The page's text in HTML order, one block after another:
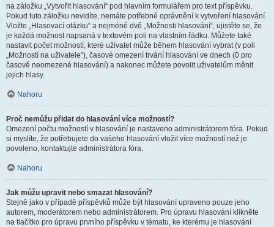
na záložku „Vytvořit hlasování“ pod hlavním formulářem pro text příspěvku.
Pokud tuto záložku nevidíte, nemáte potřebné oprávnění k vytvoření hlasování.
Vložte „Hlasovací otázku“ a nejméně dvě „Možnosti hlasování“, ujistěte se, že
je každá možnost napsaná v textovém poli na vlastním řádku. Můžete také
nastavit počet možností, které uživatel může během hlasování vybrat (v poli
„Možností na uživatele“), časové omezení trvání hlasování ve dnech (0 pro
časově neomezené hlasování) a nakonec můžete povolit uživatelům měnit
jejich hlasy.
Nahoru
Proč nemůžu přidat do hlasování více možností?
Omezení počtu možností v hlasování je nastaveno administrátorem fóra. Pokud
si myslíte, že potřebujete do vašeho hlasování vložit více možností než je
povoleno, kontaktujte administrátora fóra.
Nahoru
Jak můžu upravit nebo smazat hlasování?
Stejně jako v případě příspěvků může být hlasování upraveno pouze jeho
autorem, moderátorem nebo administrátorem. Pro úpravu hlasování klikněte
na tlačítko pro úpravu prvního příspěvku v tématu, ke kterému je hlasování